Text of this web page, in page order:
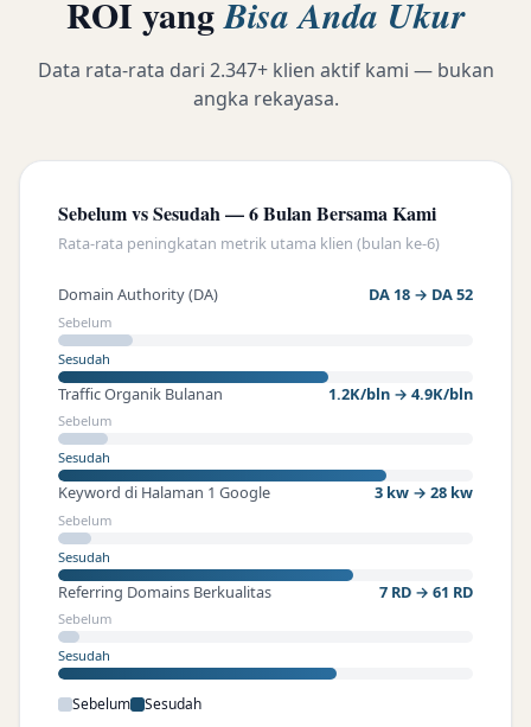
ROI yangBisa Anda Ukur
Data rata-rata dari 2.347+ klien aktif kami — bukan
angka rekayasa.
Sebelum vs Sesudah — 6 Bulan Bersama Kami
Rata-rata peningkatan metrik utama klien (bulan ke-6)
Domain Authority (DA) DA 18 → DA 52
Sebelum
Sesudah
Traffic Organik Bulanan 1.2K/bln → 4.9K/bln
Sebelum
Sesudah
Keyword di Halaman 1 Google 3 kw → 28 kw
Sebelum
Sesudah
Referring Domains Berkualitas 7 RD → 61 RD
Sebelum
Sesudah
Sebelum Sesudah